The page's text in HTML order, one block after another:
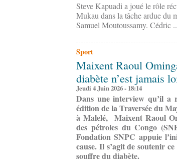
Steve Kapuadi a joué le rôle
Mukau dans la tâche ardue du
Samuel Moutoussamy. Cédric
Sport
Maixent Raoul
diabète n’est jamais
Jeudi 4 Juin 2026 - 18:14
Dans une interview qu’il a
édition de la Traversée du
à Malelé, Maixent Raoul
des pétroles du Congo
Fondation SNPC appuie
cause. Il s’agit de soutenir
souffre du diabète.